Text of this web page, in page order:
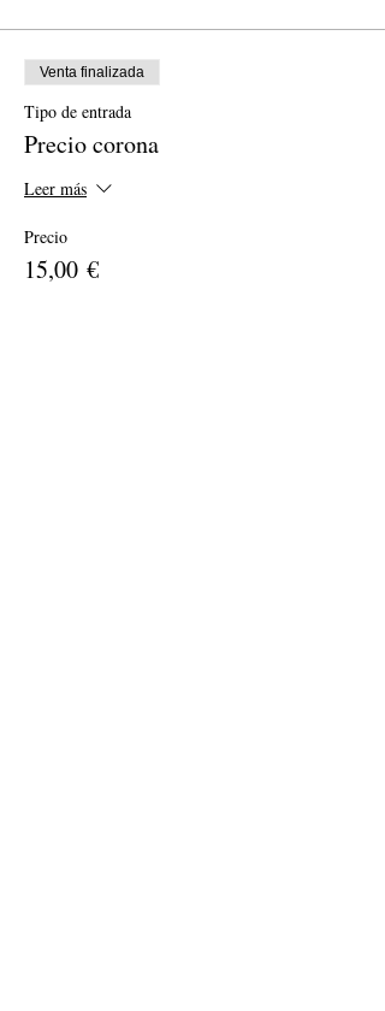
Venta finalizada
Tipo de entrada
Precio corona
Leer más
Precio
15,00 €